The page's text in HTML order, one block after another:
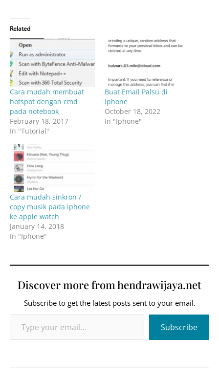
Related
Cara mudah membuat
hotspot dengan cmd
pada notebook
February 18, 2017
In "Tutorial"
Buat Email Palsu di
Iphone
October 18, 2022
In "Iphone"
Cara mudah sinkron /
copy musik pada iphone
ke apple watch
January 14, 2018
In "Iphone"
Discover more from hendrawijaya.net
Subscribe to get the latest posts sent to your email.
Type your email…
Subscribe